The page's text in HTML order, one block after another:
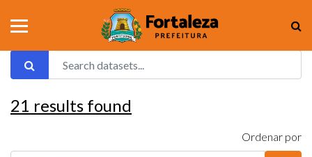
21 results found
Ordenar por